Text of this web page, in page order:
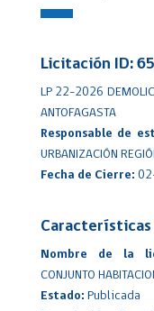
Licitación ID:
LP 22-2026
ANTOFAGASTA
Responsable de
URBANIZACIÓN
Fecha de Cierre:
Nombre de la
CONJUNTO
Estado: Publicada